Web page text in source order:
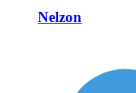
Nelzon